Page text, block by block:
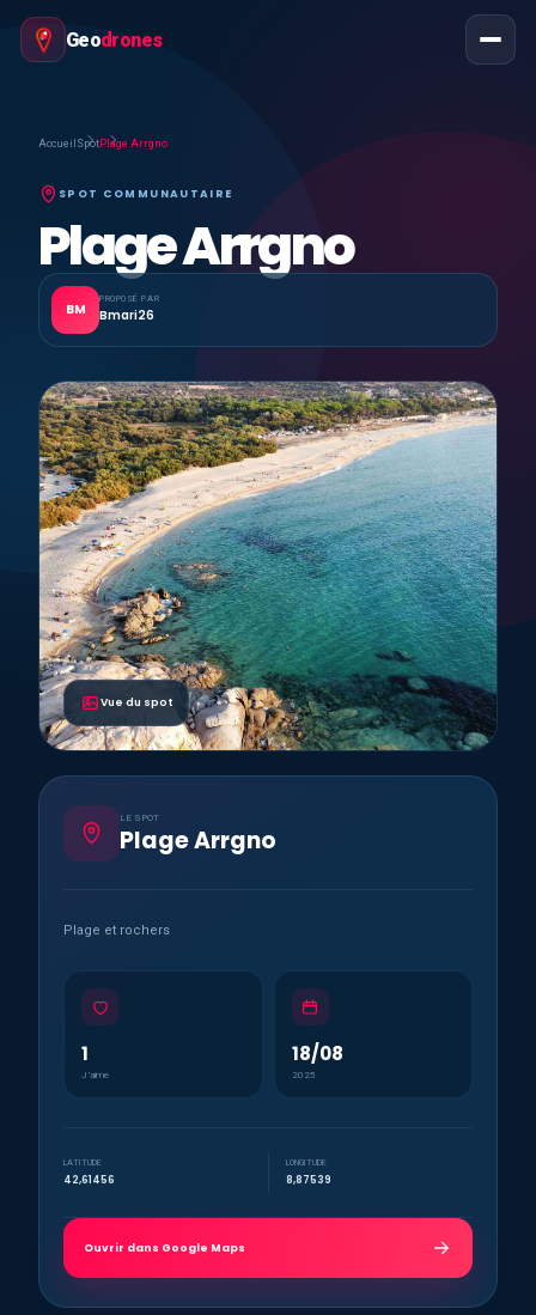
Geodrones
Accueil SpotPlage Arrgno
SPOT COMMUNAUTAIRE
Plage Arrgno
BM
PROPOSÉ PAR
Bmari26
Vue du spot
LE SPOT
Plage Arrgno
Plage et rochers
1
J’aime
18/08
2025
LATITUDE
42,61456
LONGITUDE
8,87539
Ouvrir dans Google Maps